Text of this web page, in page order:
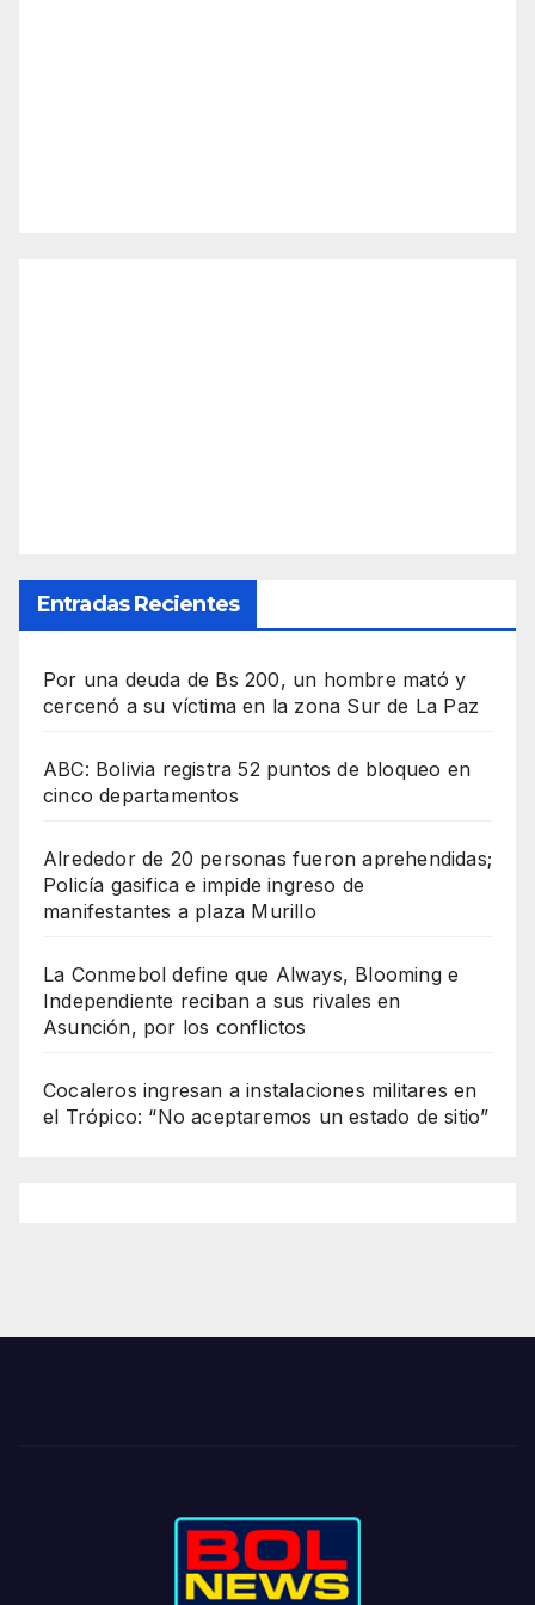
Entradas Recientes
Por una deuda de Bs 200, un hombre mató y
cercenó a su víctima en la zona Sur de La Paz
ABC: Bolivia registra 52 puntos de bloqueo en
cinco departamentos
Alrededor de 20 personas fueron aprehendidas;
Policía gasifica e impide ingreso de
manifestantes a plaza Murillo
La Conmebol define que Always, Blooming e
Independiente reciban a sus rivales en
Asunción, por los conflictos
Cocaleros ingresan a instalaciones militares en
el Trópico: “No aceptaremos un estado de sitio”